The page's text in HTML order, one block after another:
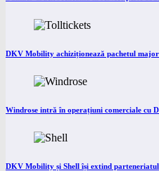
DKV Mobility achiziționează pachetul
Windrose intră în operațiuni comerciale cu
DKV Mobility și Shell își extind